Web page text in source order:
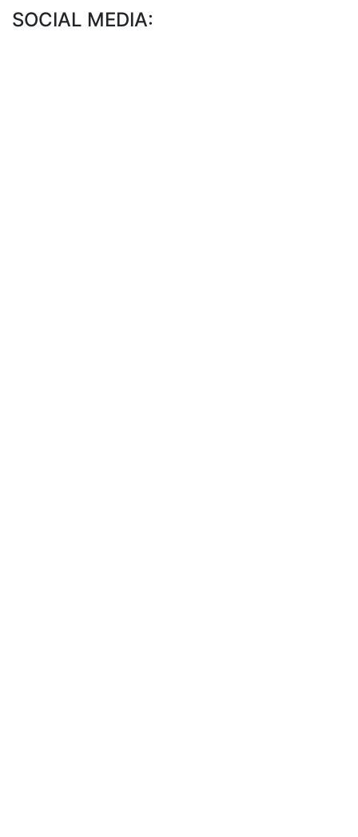
SOCIAL MEDIA: